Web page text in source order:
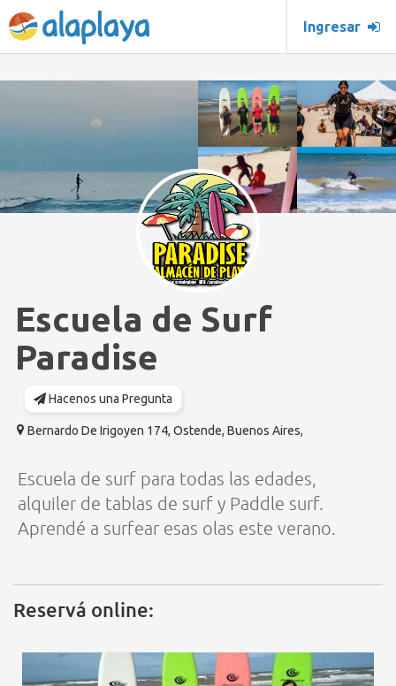
Ingresar
Escuela de Surf
Paradise
Hacenos una Pregunta
Bernardo De Irigoyen 174, Ostende, Buenos Aires,
Escuela de surf para todas las edades,
alquiler de tablas de surf y Paddle surf.
Aprendé a surfear esas olas este verano.
Reservá online: